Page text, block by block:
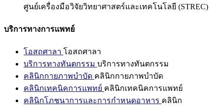
ศูนย์เครื่องมือวิจัยวิทยาศาสตร์และเทคโนโลยี (STREC)
บริการทางการแพทย์
โอสถศาลา โอสถศาลา
บริการทางทันตกรรม บริการทางทันตกรรม
คลินิกกายภาพบำบัด คลินิกกายภาพบำบัด
คลินิกเทคนิคการแพทย์ คลินิกเทคนิคการแพทย์
คลินิกโภชนาการและการกำหนดอาหาร คลินิก